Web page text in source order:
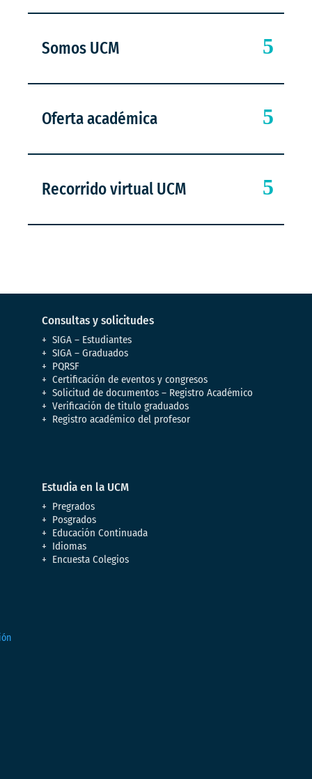
Somos UCM
Oferta académica
Recorrido virtual UCM
Consultas y solicitudes
SIGA – Estudiantes
SIGA – Graduados
PQRSF
Certificación de eventos y congresos
Solicitud de documentos – Registro Académico
Verificación de titulo graduados
Registro académico del profesor
Estudia en la UCM
Pregrados
Posgrados
Educación Continuada
Idiomas
Encuesta Colegios